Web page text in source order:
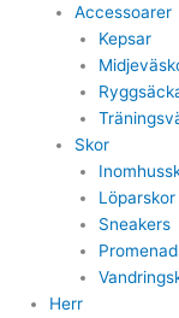
Accessoarer
Kepsar
Skor
Löparskor
Sneakers
Herr